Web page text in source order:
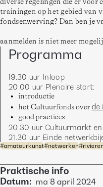
diverse regelingen die er voor
trainingen op het gebied van
fondsenwerving? Dan ben je
aanmelden is niet meer
Programma
19.30 uur Inloop
20.00 uur Plenaire start:
introductie
het Cultuurfonds overde
good practices
20.30 uur Cultuurmarkt
21.30 uur Einde
#amateurkunst#netwerken#
Praktische info
Datum: ma 8 april 2024